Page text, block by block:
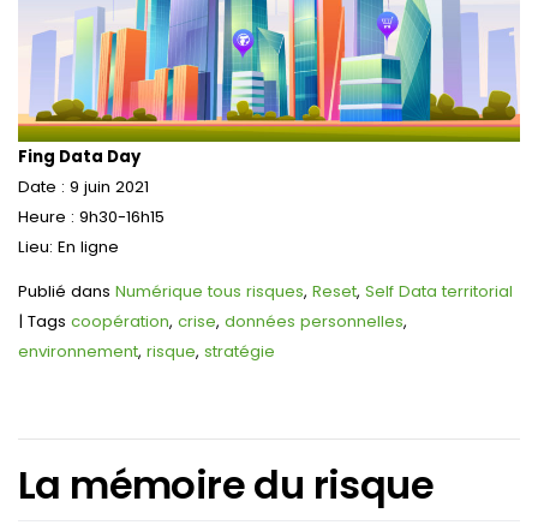
Fing Data Day
Date : 9 juin 2021
Heure : 9h30-16h15
Lieu: En ligne
Publié dans Numérique tous risques, Reset, Self Data territorial
| Tags coopération, crise, données personnelles,
environnement, risque, stratégie
La mémoire du risque